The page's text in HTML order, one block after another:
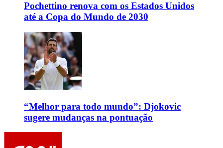
Pochettino renova com os Estados Unidos
até a Copa do Mundo de 2030
“Melhor para todo mundo”: Djokovic
sugere mudanças na pontuação